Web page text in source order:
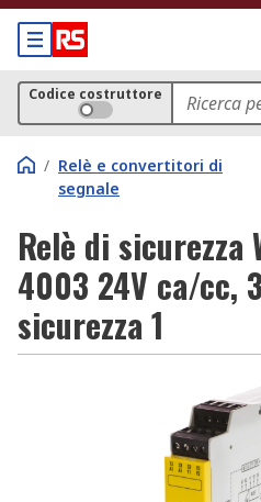
Codice costruttore
/ Relè e convertitori di
segnale
Relè di sicurezza
4003 24V ca/cc,
sicurezza 1